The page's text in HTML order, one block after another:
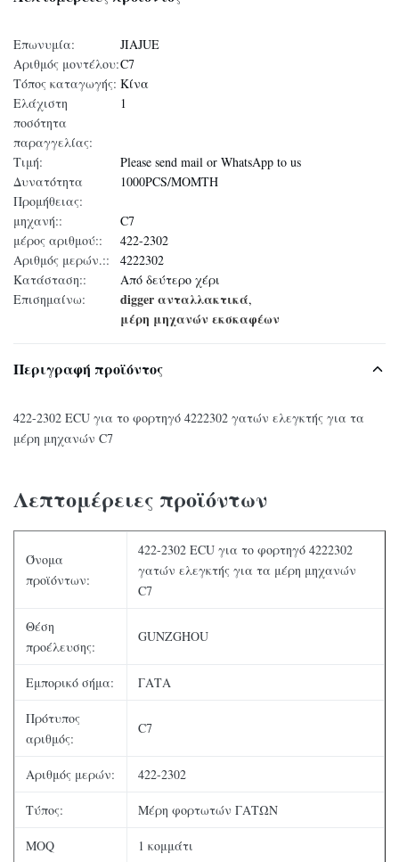
Επωνυμία:
JIAJUE
Αριθμός μοντέλου:C7
Τόπος καταγωγής: Κίνα
Ελάχιστη
ποσότητα
παραγγελίας:
1
Τιμή:
Please send mail or WhatsApp to us
Δυνατότητα
Προμήθειας:
1000PCS/MOMTH
μηχανή::
C7
μέρος αριθμού::
422-2302
Αριθμός μερών.::
4222302
Κατάσταση::
Από δεύτερο χέρι
Επισημαίνω:
digger ανταλλακτικά,
μέρη μηχανών εκσκαφέων
Περιγραφή προϊόντος
422-2302 ECU για το φορτηγό 4222302 γατών ελεγκτής για τα
μέρη μηχανών C7
Λεπτομέρειες προϊόντων
Όνομα
προϊόντων:
422-2302 ECU για το φορτηγό 4222302
γατών ελεγκτής για τα μέρη μηχανών
C7
Θέση
προέλευσης:
GUNZGHOU
Εμπορικό σήμα: ΓΑΤΑ
Πρότυπος
αριθμός:
C7
Αριθμός μερών: 422-2302
Τύπος: Μέρη φορτωτών ΓΑΤΩΝ
MOQ 1 κομμάτι